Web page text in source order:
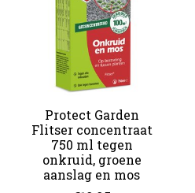
Protect Garden
Flitser concentraat
750 ml tegen
onkruid, groene
aanslag en mos